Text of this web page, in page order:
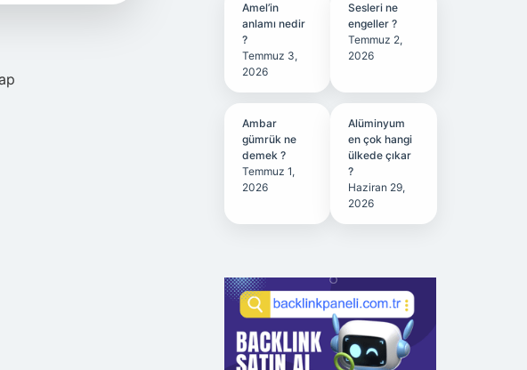
Amel’in
anlamı nedir
?
Temmuz 3,
2026
Sesleri ne
engeller ?
Temmuz 2,
2026
Ambar
gümrük ne
demek ?
Temmuz 1,
2026
Alüminyum
en çok hangi
ülkede çıkar
?
Haziran 29,
2026